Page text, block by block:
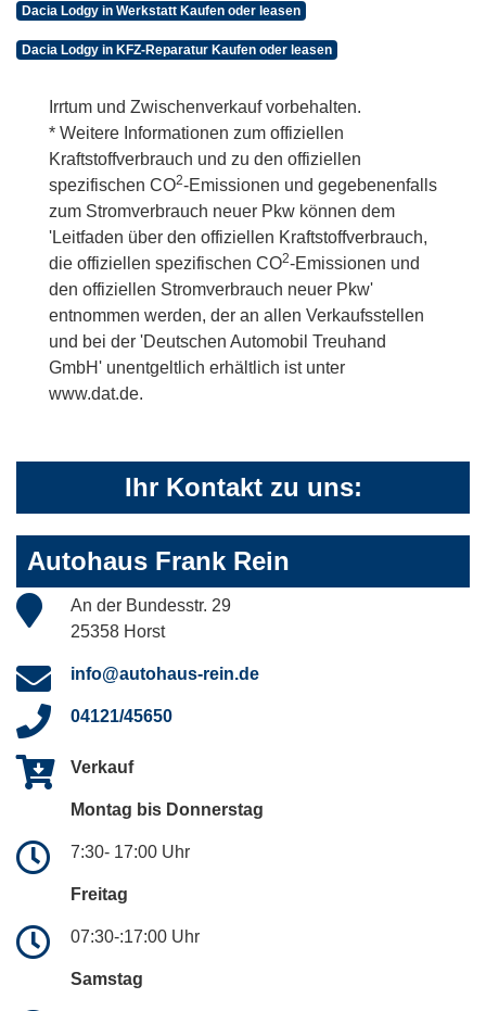
Dacia Lodgy in Werkstatt Kaufen oder leasen
Dacia Lodgy in KFZ-Reparatur Kaufen oder leasen
Irrtum und Zwischenverkauf vorbehalten.
* Weitere Informationen zum offiziellen
Kraftstoffverbrauch und zu den offiziellen
spezifischen CO2-Emissionen und gegebenenfalls
zum Stromverbrauch neuer Pkw können dem
'Leitfaden über den offiziellen Kraftstoffverbrauch,
die offiziellen spezifischen CO2-Emissionen und
den offiziellen Stromverbrauch neuer Pkw'
entnommen werden, der an allen Verkaufsstellen
und bei der 'Deutschen Automobil Treuhand
GmbH' unentgeltlich erhältlich ist unter
www.dat.de.
Ihr Kontakt zu uns:
Autohaus Frank Rein
An der Bundesstr. 29
25358 Horst
info@autohaus-rein.de
04121/45650
Verkauf
Montag bis Donnerstag
7:30- 17:00 Uhr
Freitag
07:30-:17:00 Uhr
Samstag